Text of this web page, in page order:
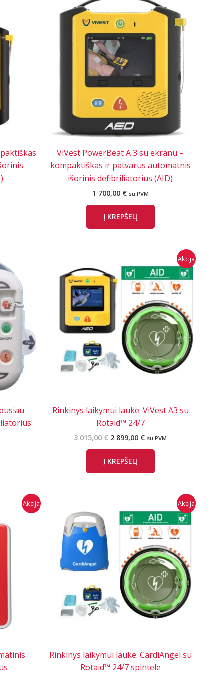
ViVest PowerBeat A 3 su ekranu –
kompaktiškas ir patvarus automatnis
išorinis defibriliatorius (AID)
1 700,00 € su PVM
Į KREPŠELĮ
Akcija
Rinkinys laikymui lauke: ViVest A3 su
Rotaid™ 24/7
3 015,00€ Original
was:
3
015,00 €.
2 899,00 €Current
899,00 €.
su PVM
Į KREPŠELĮ
Akcija Akcija
Rinkinys laikymui lauke: CardiAngel su
Rotaid™ 24/7 spintele